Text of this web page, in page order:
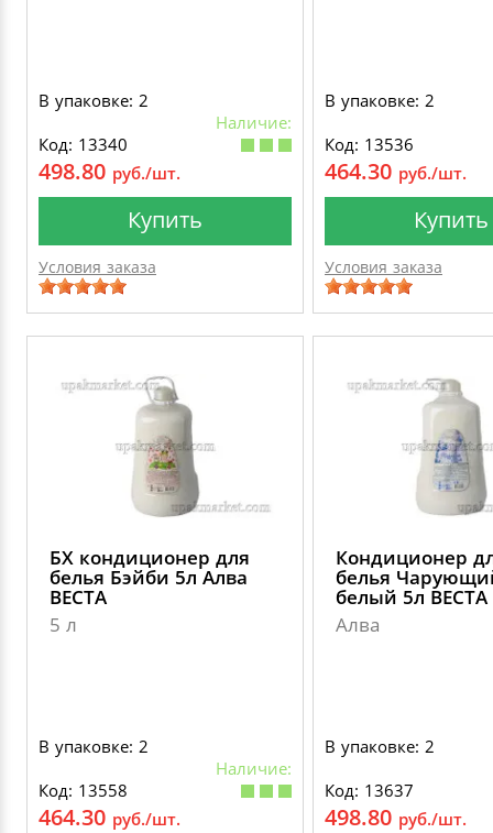
В упаковке: 2
Наличие:
Код: 13340
498.80 руб./шт.
Купить
Условия заказа
В упаковке: 2
Код: 13536
464.30 руб./шт.
Купить
Условия заказа
БХ кондиционер для
белья Бэйби 5л Алва
ВЕСТА
5 л
В упаковке: 2
Наличие:
Код: 13558
464.30 руб./шт.
Кондиционер
белья
белый 5л ВЕСТА
Алва
В упаковке: 2
Код: 13637
498.80 руб./шт.